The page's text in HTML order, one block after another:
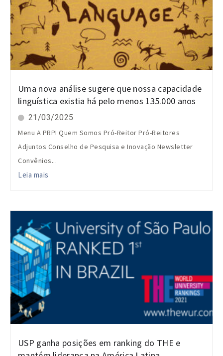
Uma nova análise sugere que nossa capacidade
linguística existia há pelo menos 135.000 anos
21/03/2025
Menu A PRPI Quem Somos Pró-Reitor Pró-Reitores
Adjuntos Conselho de Pesquisa e Inovação Newsletter
Convênios...
Leia mais
USP ganha posições em ranking do THE e